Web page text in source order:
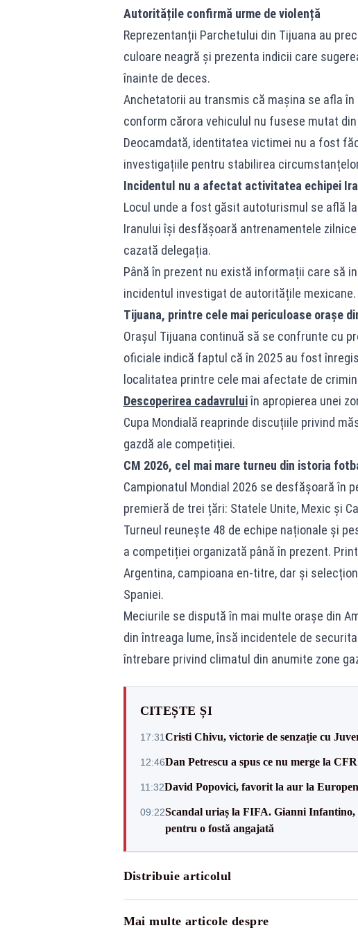
Autoritățile confirmă urme de violență
Reprezentanții Parchetului din Tijuana au
culoare neagră și prezenta indicii care
înainte de deces.
Anchetatorii au transmis că mașina se afla
conform cărora vehiculul nu fusese mutat
Deocamdată, identitatea victimei nu a fost
investigațiile pentru stabilirea
Incidentul nu a afectat activitatea echipei
Locul unde a fost găsit autoturismul se află
Iranului își desfășoară antrenamentele
cazată delegația.
Până în prezent nu există informații care să
incidentul investigat de autoritățile mexicane.
Tijuana, printre cele mai periculoase orașe
Orașul Tijuana continuă să se confrunte cu
oficiale indică faptul că în 2025 au fost
localitatea printre cele mai afectate de
Descoperirea cadavruluiîn apropierea unei
Cupa Mondială reaprinde discuțiile privind
gazdă ale competiției.
CM 2026, cel mai mare turneu din istoria
Campionatul Mondial 2026 se desfășoară în
premieră de trei țări: Statele Unite, Mexic și
Turneul reunește 48 de echipe naționale și
a competiției organizată până în prezent.
Argentina, campioana en-titre, dar și
Spaniei.
Meciurile se dispută în mai multe orașe din
din întreaga lume, însă incidentele de
întrebare privind climatul din anumite zone
CITEȘTE ȘI
17:31Cristi Chivu, victorie de senzație cu
12:46Dan Petrescu a spus ce nu merge la
11:32David Popovici, favorit la aur la
09:22Scandal uriaș la FIFA. Gianni Infantino,
pentru o fostă angajată
Distribuie articolul
Mai multe articole despre